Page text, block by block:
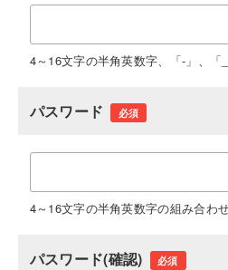
4～16文字の半角英数字、「-」、「
パスワード 必須
4～16文字の半角英数字の組み合わ
パスワード(確認) 必須